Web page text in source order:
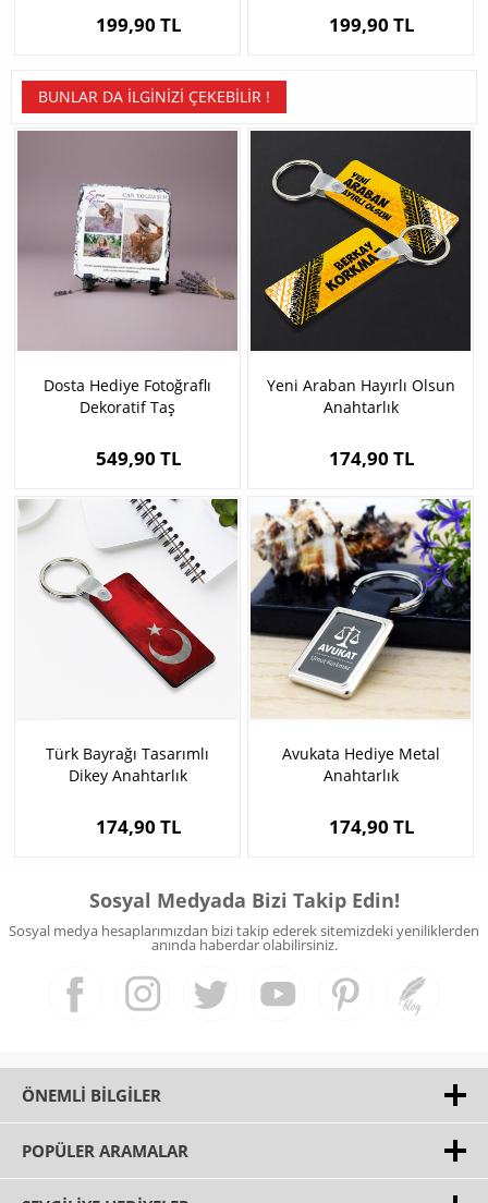
199,90 TL 199,90 TL
BUNLAR DA İLGINIZI ÇEKEBILIR !
Dosta Hediye Fotoğraflı
Dekoratif Taş
549,90 TL
Yeni Araban Hayırlı Olsun
Anahtarlık
174,90 TL
Türk Bayrağı Tasarımlı
Dikey Anahtarlık
174,90 TL
Avukata Hediye Metal
Anahtarlık
174,90 TL
Sosyal Medyada Bizi Takip Edin!
Sosyal medya hesaplarımızdan bizi takip ederek sitemizdeki yeniliklerden
anında haberdar olabilirsiniz.
ÖNEMLI BILGILER
POPÜLER ARAMALAR